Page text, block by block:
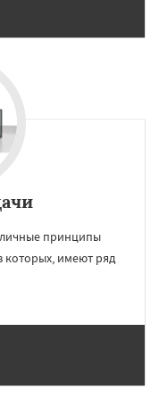
× принципы
имеют ряд
×